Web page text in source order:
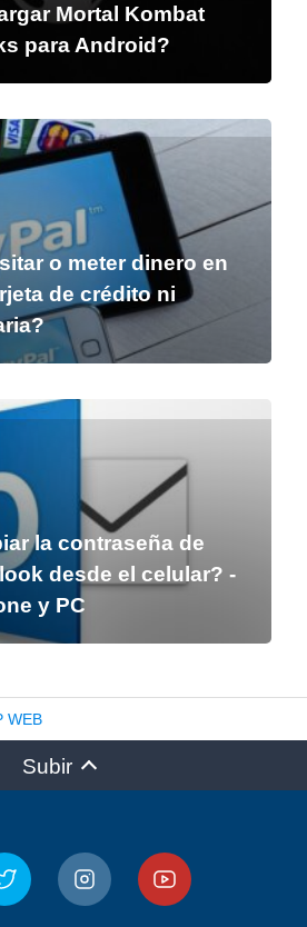
Mortal Kombat
para Android?
o meter dinero en
de crédito ni
la contraseña de
desde el celular? -
y PC
WEB
Subir